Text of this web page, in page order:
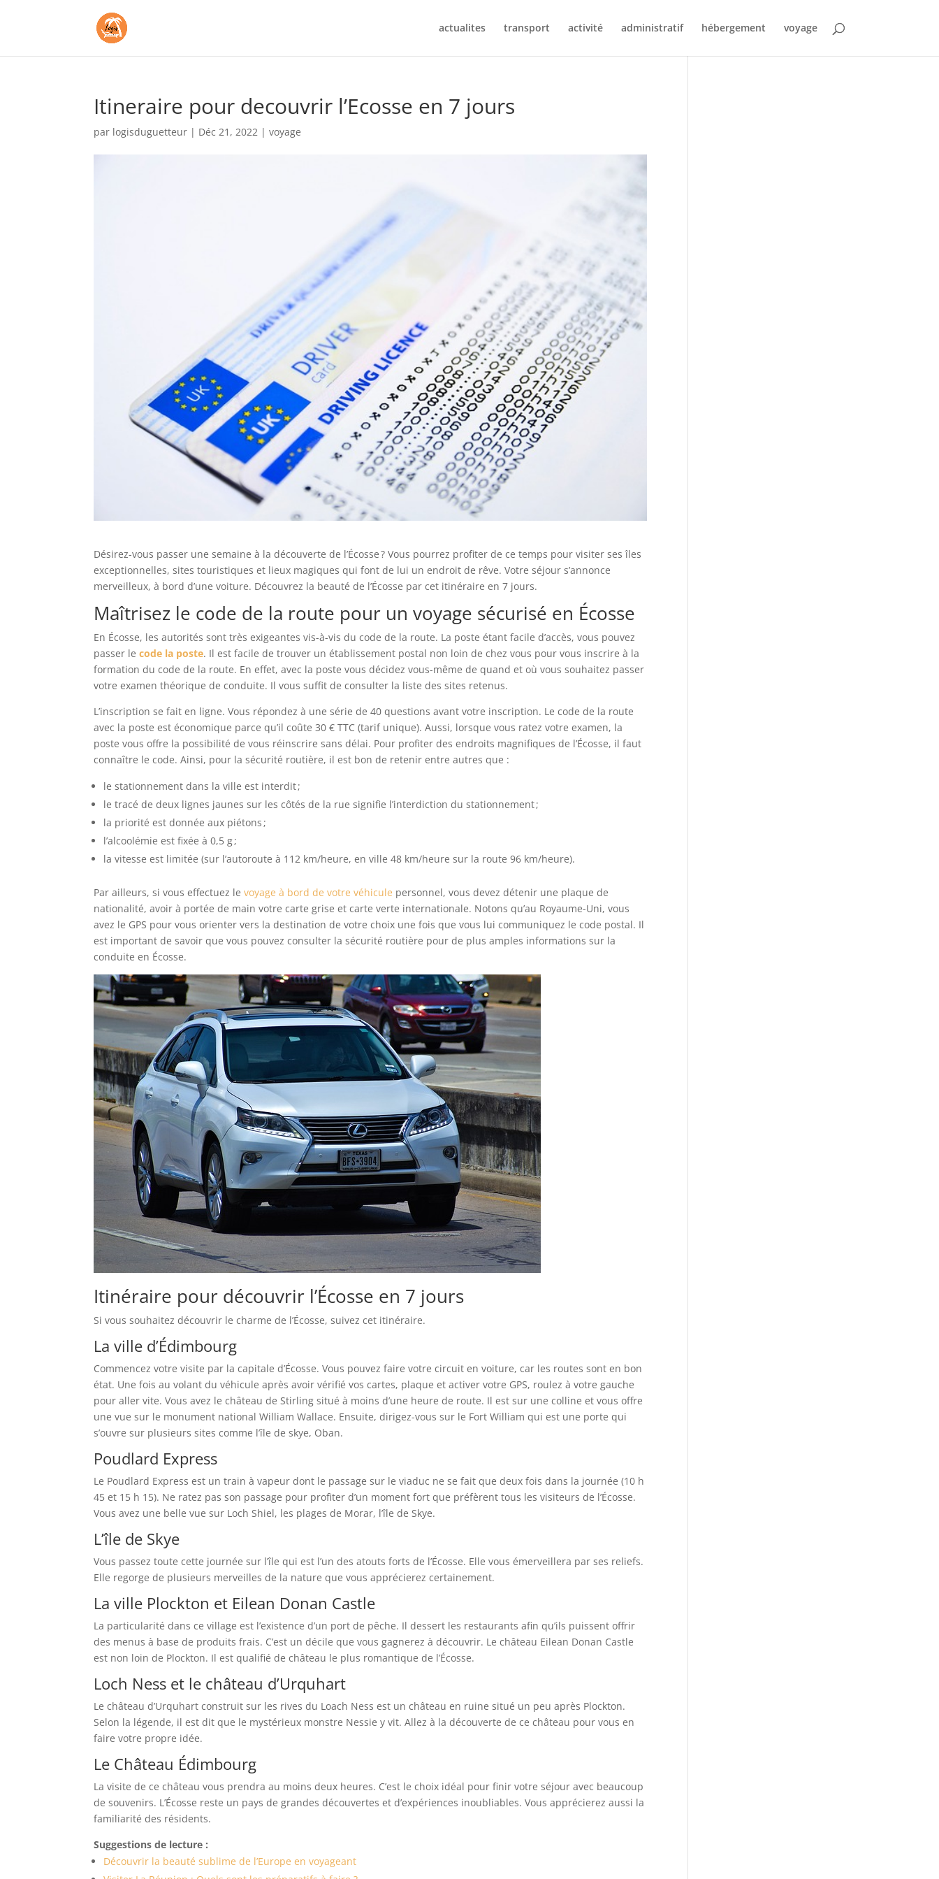
actualites transport activité administratif hébergement voyage
Itineraire pour decouvrir l’Ecosse en 7 jours
par logisduguetteur | Déc 21, 2022 |voyage
Désirez-vous passer une semaine à la découverte de l’Écosse ? Vous pourrez profiter de ce temps pour visiter ses îles
exceptionnelles, sites touristiques et lieux magiques qui font de lui un endroit de rêve. Votre séjour s’annonce
merveilleux, à bord d’une voiture. Découvrez la beauté de l’Écosse par cet itinéraire en 7 jours.
Maîtrisez le code de la route pour un voyage sécurisé en Écosse
En Écosse, les autorités sont très exigeantes vis-à-vis du code de la route. La poste étant facile d’accès, vous pouvez
passer lecode la poste. Il est facile de trouver un établissement postal non loin de chez vous pour vous inscrire à la
formation du code de la route. En effet, avec la poste vous décidez vous-même de quand et où vous souhaitez passer
votre examen théorique de conduite. Il vous suffit de consulter la liste des sites retenus.
L’inscription se fait en ligne. Vous répondez à une série de 40 questions avant votre inscription. Le code de la route
avec la poste est économique parce qu’il coûte 30 € TTC (tarif unique). Aussi, lorsque vous ratez votre examen, la
poste vous offre la possibilité de vous réinscrire sans délai. Pour profiter des endroits magnifiques de l’Écosse, il faut
connaître le code. Ainsi, pour la sécurité routière, il est bon de retenir entre autres que :
le stationnement dans la ville est interdit ;
le tracé de deux lignes jaunes sur les côtés de la rue signifie l’interdiction du stationnement ;
la priorité est donnée aux piétons ;
l’alcoolémie est fixée à 0,5 g ;
la vitesse est limitée (sur l’autoroute à 112 km/heure, en ville 48 km/heure sur la route 96 km/heure).
Par ailleurs, si vous effectuez levoyage à bord de votre véhicule personnel, vous devez détenir une plaque de
nationalité, avoir à portée de main votre carte grise et carte verte internationale. Notons qu’au Royaume-Uni, vous
avez le GPS pour vous orienter vers la destination de votre choix une fois que vous lui communiquez le code postal. Il
est important de savoir que vous pouvez consulter la sécurité routière pour de plus amples informations sur la
conduite en Écosse.
Itinéraire pour découvrir l’Écosse en 7 jours
Si vous souhaitez découvrir le charme de l’Écosse, suivez cet itinéraire.
La ville d’Édimbourg
Commencez votre visite par la capitale d’Écosse. Vous pouvez faire votre circuit en voiture, car les routes sont en bon
état. Une fois au volant du véhicule après avoir vérifié vos cartes, plaque et activer votre GPS, roulez à votre gauche
pour aller vite. Vous avez le château de Stirling situé à moins d’une heure de route. Il est sur une colline et vous offre
une vue sur le monument national William Wallace. Ensuite, dirigez-vous sur le Fort William qui est une porte qui
s’ouvre sur plusieurs sites comme l’île de skye, Oban.
Poudlard Express
Le Poudlard Express est un train à vapeur dont le passage sur le viaduc ne se fait que deux fois dans la journée (10 h
45 et 15 h 15). Ne ratez pas son passage pour profiter d’un moment fort que préfèrent tous les visiteurs de l’Écosse.
Vous avez une belle vue sur Loch Shiel, les plages de Morar, l’île de Skye.
L’île de Skye
Vous passez toute cette journée sur l’île qui est l’un des atouts forts de l’Écosse. Elle vous émerveillera par ses reliefs.
Elle regorge de plusieurs merveilles de la nature que vous apprécierez certainement.
La ville Plockton et Eilean Donan Castle
La particularité dans ce village est l’existence d’un port de pêche. Il dessert les restaurants afin qu’ils puissent offrir
des menus à base de produits frais. C’est un décile que vous gagnerez à découvrir. Le château Eilean Donan Castle
est non loin de Plockton. Il est qualifié de château le plus romantique de l’Écosse.
Loch Ness et le château d’Urquhart
Le château d’Urquhart construit sur les rives du Loach Ness est un château en ruine situé un peu après Plockton.
Selon la légende, il est dit que le mystérieux monstre Nessie y vit. Allez à la découverte de ce château pour vous en
faire votre propre idée.
Le Château Édimbourg
La visite de ce château vous prendra au moins deux heures. C’est le choix idéal pour finir votre séjour avec beaucoup
de souvenirs. L’Écosse reste un pays de grandes découvertes et d’expériences inoubliables. Vous apprécierez aussi la
familiarité des résidents.
Suggestions de lecture :
Découvrir la beauté sublime de l’Europe en voyageant